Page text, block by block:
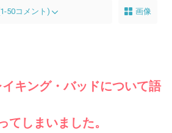
50コメント) 画像
キング・バッドについて語
てしまいました。